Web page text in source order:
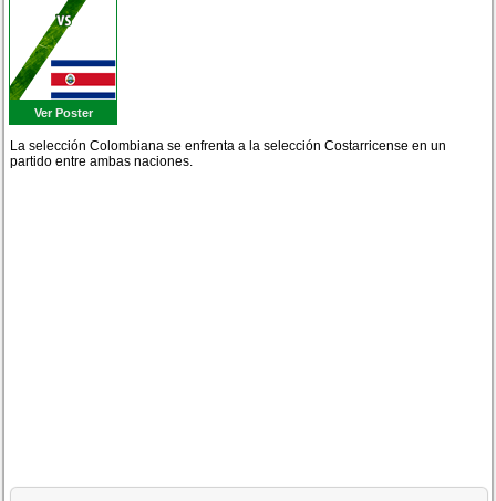
Ver Poster
La selección Colombiana se enfrenta a la selección Costarricense en un
partido entre ambas naciones.